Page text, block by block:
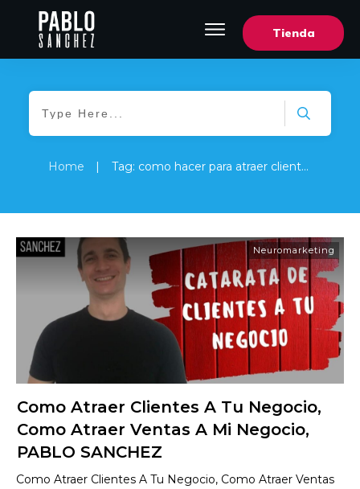
Tienda
Home Tag: como hacer para atraer clientes a tu negocio
Neuromarketing
Como Atraer Clientes A Tu Negocio,
Como Atraer Ventas A Mi Negocio,
PABLO SANCHEZ
Como Atraer Clientes A Tu Negocio, Como Atraer Ventas